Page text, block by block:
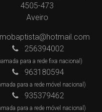
4505-473
Aveiro
256394002
para a rede fixa nacional)
963180594
para a rede móvel nacional)
935379462
para a rede móvel nacional)